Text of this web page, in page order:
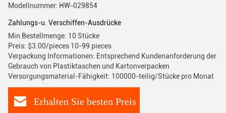
Modellnummer: HW-029854
Zahlungs-u. Verschiffen-Ausdrücke
Min Bestellmenge: 10 Stücke
Preis: $3.00/pieces 10-99 pieces
Verpackung Informationen: Entsprechend Kundenanforderung der
Gebrauch von Plastiktaschen und Kartonverpacken
Versorgungsmaterial-Fähigkeit: 100000-teilig/Stücke pro Monat
Erhalten Sie besten Preis